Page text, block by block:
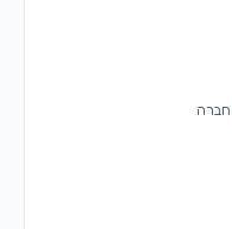
חברה